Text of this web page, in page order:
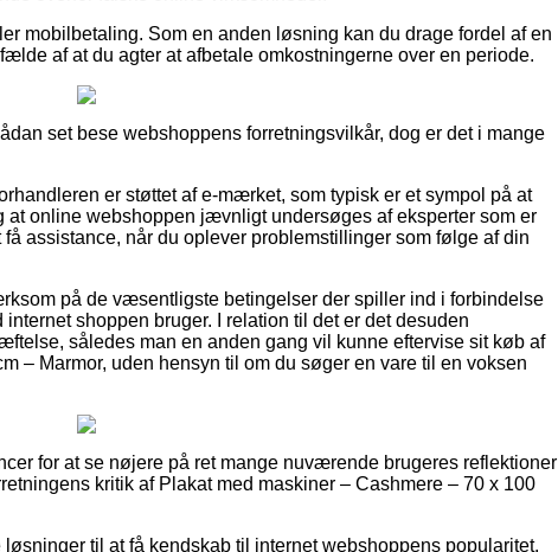
mobilbetaling. Som en anden løsning kan du drage fordel af en
af at du agter at afbetale omkostningerne over en periode.
set bese webshoppens forretningsvilkår, dog er det i mange
er støttet af e-mærket, som typisk er et sympol på at
online webshoppen jævnligt undersøges af eksperter som er
assistance, når du oplever problemstillinger som følge af din
på de væsentligste betingelser der spiller ind i forbindelse
shoppen bruger. I relation til det er det desuden
således man en anden gang vil kunne eftervise sit køb af
– Marmor, uden hensyn til om du søger en vare til en voksen
for at se nøjere på ret mange nuværende brugeres reflektioner
kritik af Plakat med maskiner – Cashmere – 70 x 100
til at få kendskab til internet webshoppens popularitet.